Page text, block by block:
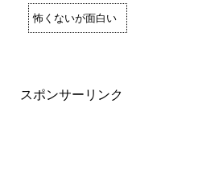
怖くないが面白い
スポンサーリンク